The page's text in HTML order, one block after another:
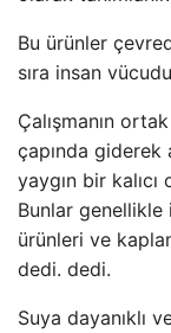
Bu ürünler
sıra insan
Çalışmanın
çapında
yaygın bir kalıcı
Bunlar
ürünleri ve
dedi. dedi.
Suya dayanıklı